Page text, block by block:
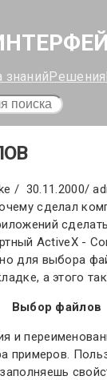
знанийРешения
/ 30.11.2000/
сделал
ActiveX -
для выбора
а этого
Выбор файлов
и
примеров.